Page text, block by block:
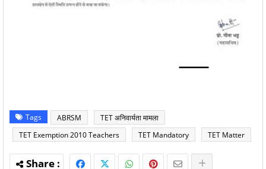
Tags ABRSM
TET अनिवार्यता मामला
TET Exemption 2010 Teachers
TET Mandatory TET Matter